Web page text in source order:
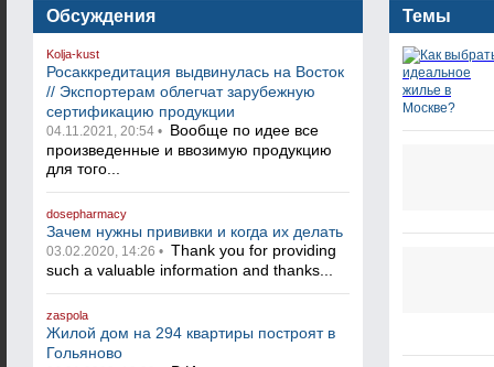
Обсуждения
Kolja-kust
Росаккредитация выдвинулась на Восток
// Экспортерам облегчат зарубежную
сертификацию продукции
04.11.2021, 20:54 • Вообще по идее все
произведенные и ввозимую продукцию
для того...
dosepharmacy
Зачем нужны прививки и когда их делать
03.02.2020, 14:26 • Thank you for providing
such a valuable information and thanks...
zaspola
Жилой дом на 294 квартиры построят в
Гольяново
Темы